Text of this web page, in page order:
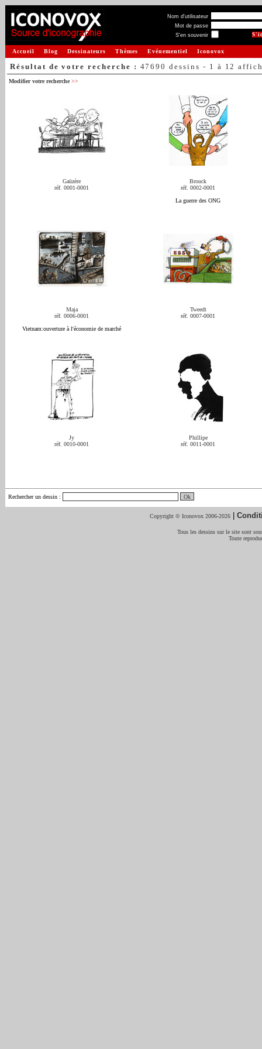
Nom d'utilisateur
Mot de passe
S'en souvenir
Accueil Blog Dessinateurs Thèmes Evénementiel Iconovox
Résultat de votre recherche : 47690 dessins - 1 à 12
Modifier votre recherche >>
Gaüzère
réf. 0001-0001
Brouck
réf. 0002-0001
La guerre des ONG
Maja
réf. 0006-0001
Vietnam:ouverture à l'économie de marché
Tweedt
réf. 0007-0001
Jy
réf. 0010-0001
Phillipe
réf. 0011-0001
Rechercher un dessin :
Copyright © Iconovox 2006-2026 |
Tous les dessins sur le site sont
Toute